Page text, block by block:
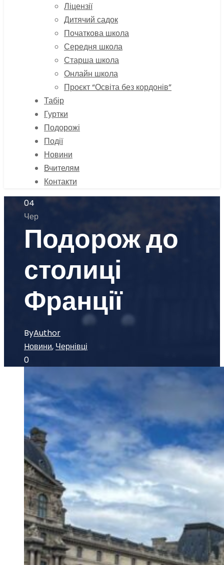
Ліцензії
Дитячий садок
Початкова школа
Середня школа
Старша школа
Онлайн школа
Проєкт “Освіта без кордонів”
Табір
Гуртки
Подорожі
Події
Новини
Вчителям
Контакти
04
Чер
Подорож до
столиці
Франції
ByAuthor
Hовини, Чернівці
0